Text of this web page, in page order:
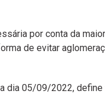
por conta da
de evitar
dia 05/09/2022,